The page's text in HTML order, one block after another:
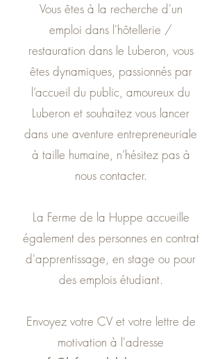
Vous êtes à la recherche d'un
emploi dans l'hôtellerie /
restauration dans le Luberon, vous
êtes dynamiques, passionnés par
l’accueil du public, amoureux du
Luberon et souhaitez vous lancer
dans une aventure entrepreneuriale
à taille humaine, n’hésitez pas à
nous contacter.
La Ferme de la Huppe accueille
également des personnes en contrat
d'apprentissage, en stage ou pour
des emplois étudiant.
Envoyez votre CV et votre lettre de
motivation à l'adresse